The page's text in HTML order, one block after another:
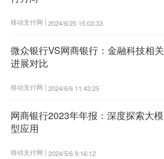
移动支付网 | 2024/6/25 15:03:33
微众银行VS网商银行：金融科技相关
进展对比
移动支付网 | 2024/6/6 11:43:25
网商银行2023年年报：深度探索大模
型应用
移动支付网 | 2024/5/6 9:16:12